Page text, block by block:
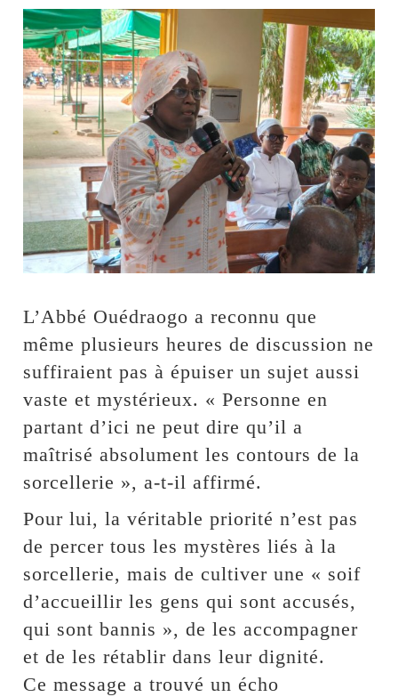
‎L’Abbé Ouédraogo a reconnu que
même plusieurs heures de discussion ne
suffiraient pas à épuiser un sujet aussi
vaste et mystérieux. « Personne en
partant d’ici ne peut dire qu’il a
maîtrisé absolument les contours de la
sorcellerie », a-t-il affirmé.
‎Pour lui, la véritable priorité n’est pas
de percer tous les mystères liés à la
sorcellerie, mais de cultiver une « soif
d’accueillir les gens qui sont accusés,
qui sont bannis », de les accompagner
et de les rétablir dans leur dignité.
‎Ce message a trouvé un écho